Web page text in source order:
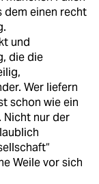
dem einen recht
und
die die
Wer liefern
schon wie ein
Nicht nur der
Weile vor sich